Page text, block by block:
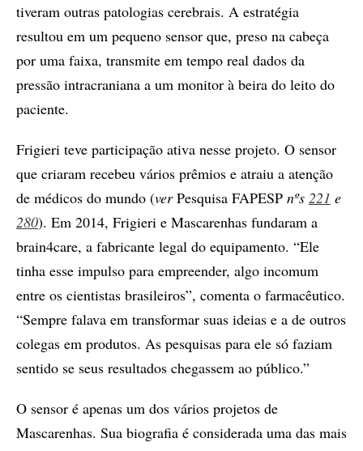
tiveram outras patologias cerebrais. A estratégia
resultou em um pequeno sensor que, preso na cabeça
por uma faixa, transmite em tempo real dados da
pressão intracraniana a um monitor à beira do leito do
paciente.
Frigieri teve participação ativa nesse projeto. O sensor
que criaram recebeu vários prêmios e atraiu a atenção
de médicos do mundo (verPesquisa FAPESP nºs 221 e
280). Em 2014, Frigieri e Mascarenhas fundaram a
brain4care, a fabricante legal do equipamento. “Ele
tinha esse impulso para empreender, algo incomum
entre os cientistas brasileiros”, comenta o farmacêutico.
“Sempre falava em transformar suas ideias e a de outros
colegas em produtos. As pesquisas para ele só faziam
sentido se seus resultados chegassem ao público.”
O sensor é apenas um dos vários projetos de
Mascarenhas. Sua biografia é considerada uma das mais